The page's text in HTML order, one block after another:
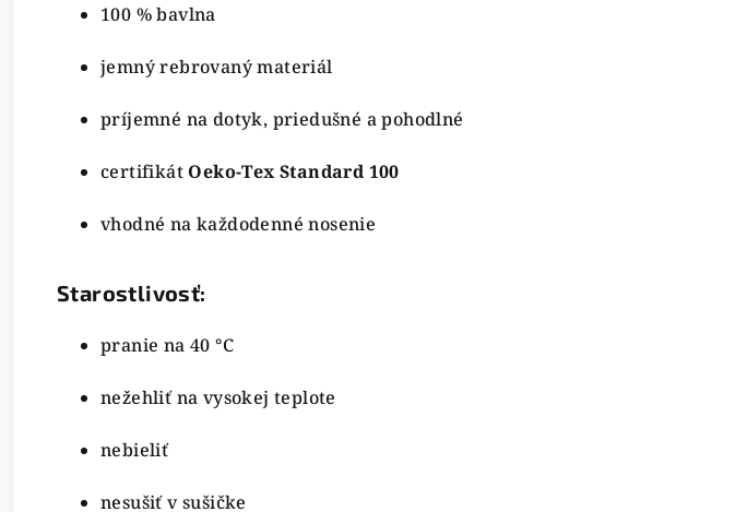
100 % bavlna
jemný rebrovaný materiál
príjemné na dotyk, priedušné a pohodlné
certifikát Oeko-Tex Standard 100
vhodné na každodenné nosenie
Starostlivosť:
pranie na 40 °C
nežehliť na vysokej teplote
nebieliť
nesušiť v sušičke